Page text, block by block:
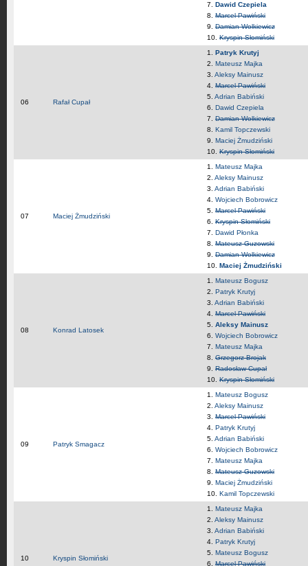
7. Dawid Czepiela
8. Marcel Pawiński
9. Damian Wolkiewicz
10. Kryspin Słomiński
06 Rafał Cupał
1. Patryk Krutyj
2. Mateusz Majka
3. Aleksy Mainusz
4. Marcel Pawiński
5. Adrian Babiński
6. Dawid Czepiela
7. Damian Wolkiewicz
8. Kamil Topczewski
9. Maciej Żmudziński
10. Kryspin Słomiński
07 Maciej Żmudziński
1. Mateusz Majka
2. Aleksy Mainusz
3. Adrian Babiński
4. Wojciech Bobrowicz
5. Marcel Pawiński
6. Kryspin Słomiński
7. Dawid Płonka
8. Mateusz Guzowski
9. Damian Wolkiewicz
10. Maciej Żmudziński
08 Konrad Latosek
1. Mateusz Bogusz
2. Patryk Krutyj
3. Adrian Babiński
4. Marcel Pawiński
5. Aleksy Mainusz
6. Wojciech Bobrowicz
7. Mateusz Majka
8. Grzegorz Brojak
9. Radosław Cupał
10. Kryspin Słomiński
09 Patryk Smagacz
1. Mateusz Bogusz
2. Aleksy Mainusz
3. Marcel Pawiński
4. Patryk Krutyj
5. Adrian Babiński
6. Wojciech Bobrowicz
7. Mateusz Majka
8. Mateusz Guzowski
9. Maciej Żmudziński
10. Kamil Topczewski
10 Kryspin Słomiński
1. Mateusz Majka
2. Aleksy Mainusz
3. Adrian Babiński
4. Patryk Krutyj
5. Mateusz Bogusz
6. Marcel Pawiński